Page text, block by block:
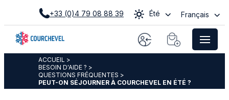
+33 (0)4 79 08 88 39 Été Français
ACCUEIL >
BESOIN D'AIDE ? >
QUESTIONS FRÉQUENTES >
PEUT-ON SÉJOURNER À COURCHEVEL EN ÉTÉ ?